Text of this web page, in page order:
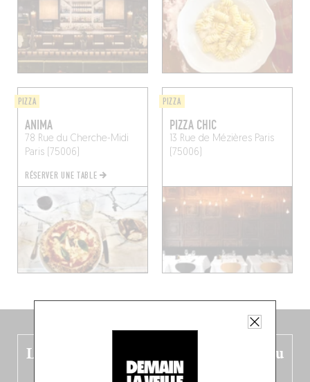
PIZZA
ANIMA
78 Rue du Cherche-Midi
Paris (75006)
RÉSERVER UNE TABLE
PIZZA
PIZZA CHIC
13 Rue de Mézières Paris
(75006)
Le nouveau guide Belgique est sorti du
four !